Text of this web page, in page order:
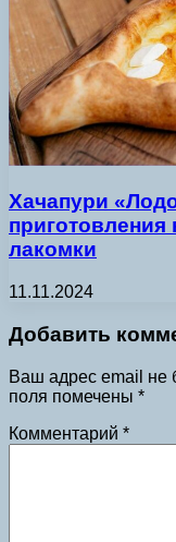
Хачапури
приготовления
лакомки
11.11.2024
Добавить
Ваш адрес email не
поля помечены *
Комментарий *